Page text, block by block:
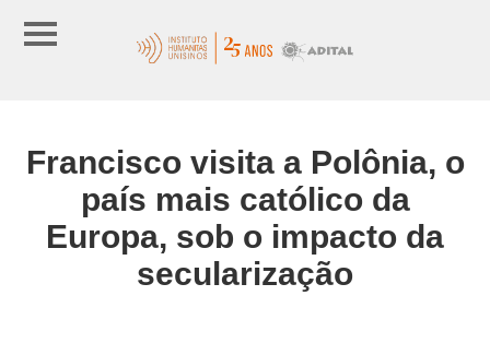
Francisco visita a Polônia, o
país mais católico da
Europa, sob o impacto da
secularização